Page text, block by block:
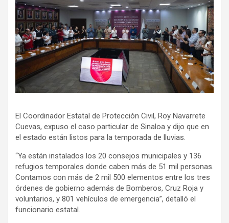
El Coordinador Estatal de Protección Civil, Roy Navarrete
Cuevas, expuso el caso particular de Sinaloa y dijo que en
el estado están listos para la temporada de lluvias.
“Ya están instalados los 20 consejos municipales y 136
refugios temporales donde caben más de 51 mil personas.
Contamos con más de 2 mil 500 elementos entre los tres
órdenes de gobierno además de Bomberos, Cruz Roja y
voluntarios, y 801 vehículos de emergencia”, detalló el
funcionario estatal.